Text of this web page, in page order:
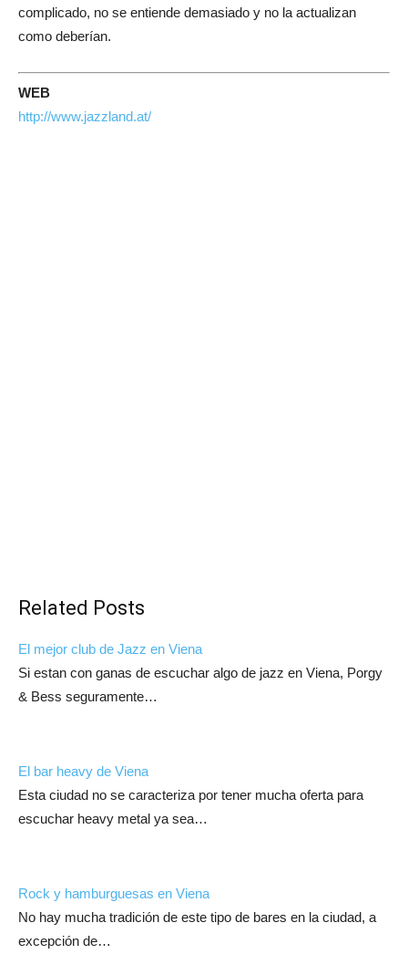
complicado, no se entiende demasiado y no la actualizan
como deberían.
WEB
http://www.jazzland.at/
Related Posts
El mejor club de Jazz en Viena
Si estan con ganas de escuchar algo de jazz en Viena, Porgy
& Bess seguramente…
El bar heavy de Viena
Esta ciudad no se caracteriza por tener mucha oferta para
escuchar heavy metal ya sea…
Rock y hamburguesas en Viena
No hay mucha tradición de este tipo de bares en la ciudad, a
excepción de…